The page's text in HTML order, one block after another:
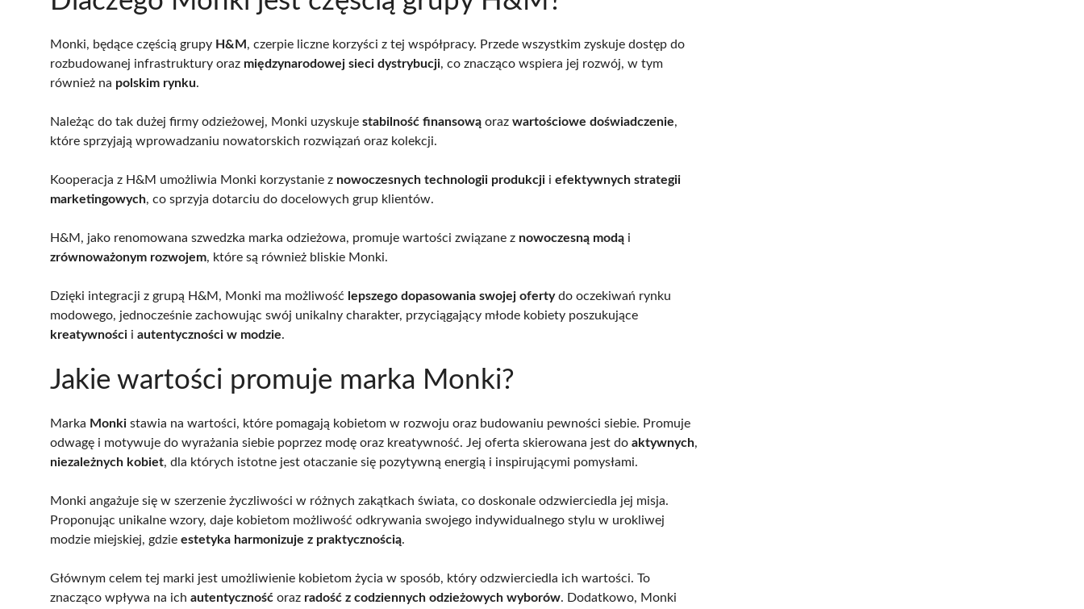
Monki, będące częścią grupy H&M , czerpie liczne korzyści z tej współpracy. Przede wszystkim zyskuje dostęp do
rozbudowanej infrastruktury oraz międzynarodowej sieci dystrybucji, co znacząco wspiera jej rozwój, w tym
również na polskim rynku.
Należąc do tak dużej firmy odzieżowej, Monki uzyskuje stabilność finansową oraz wartościowe doświadczenie,
które sprzyjają wprowadzaniu nowatorskich rozwiązań oraz kolekcji.
Kooperacja z H&M umożliwia Monki korzystanie z nowoczesnych technologii produkcji i efektywnych strategii
marketingowych, co sprzyja dotarciu do docelowych grup klientów.
H&M, jako renomowana szwedzka marka odzieżowa, promuje wartości związane z nowoczesną modą i
zrównoważonym rozwojem, które są również bliskie Monki.
Dzięki integracji z grupą H&M, Monki ma możliwość lepszego dopasowania swojej ofertydo oczekiwań rynku
modowego, jednocześnie zachowując swój unikalny charakter, przyciągający młode kobiety poszukujące
kreatywności i autentyczności w modzie.
Jakie wartości promuje marka Monki?
Marka Monki stawia na wartości, które pomagają kobietom w rozwoju oraz budowaniu pewności siebie. Promuje
odwagę i motywuje do wyrażania siebie poprzez modę oraz kreatywność. Jej oferta skierowana jest do aktywnych,
niezależnych kobiet, dla których istotne jest otaczanie się pozytywną energią i inspirującymi pomysłami.
Monki angażuje się w szerzenie życzliwości w różnych zakątkach świata, co doskonale odzwierciedla jej misja.
Proponując unikalne wzory, daje kobietom możliwość odkrywania swojego indywidualnego stylu w urokliwej
modzie miejskiej, gdzie estetyka harmonizuje z praktycznością.
Głównym celem tej marki jest umożliwienie kobietom życia w sposób, który odzwierciedla ich wartości. To
znacząco wpływa na ich autentyczność oraz radość z codziennych odzieżowych wyborów. Dodatkowo, Monki